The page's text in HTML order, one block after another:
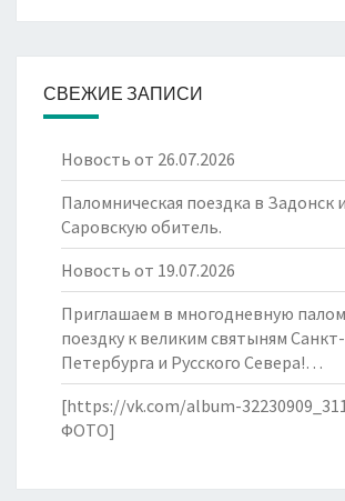
СВЕЖИЕ ЗАПИСИ
Новость от 26.07.2026
Паломническая поездка в Задонск и
Саровскую обитель.
Новость от 19.07.2026
Приглашаем в многодневную
поездку к великим святыням Санкт-
Петербурга и Русского Севера!…
[https://vk.com/album-
ФОТО]